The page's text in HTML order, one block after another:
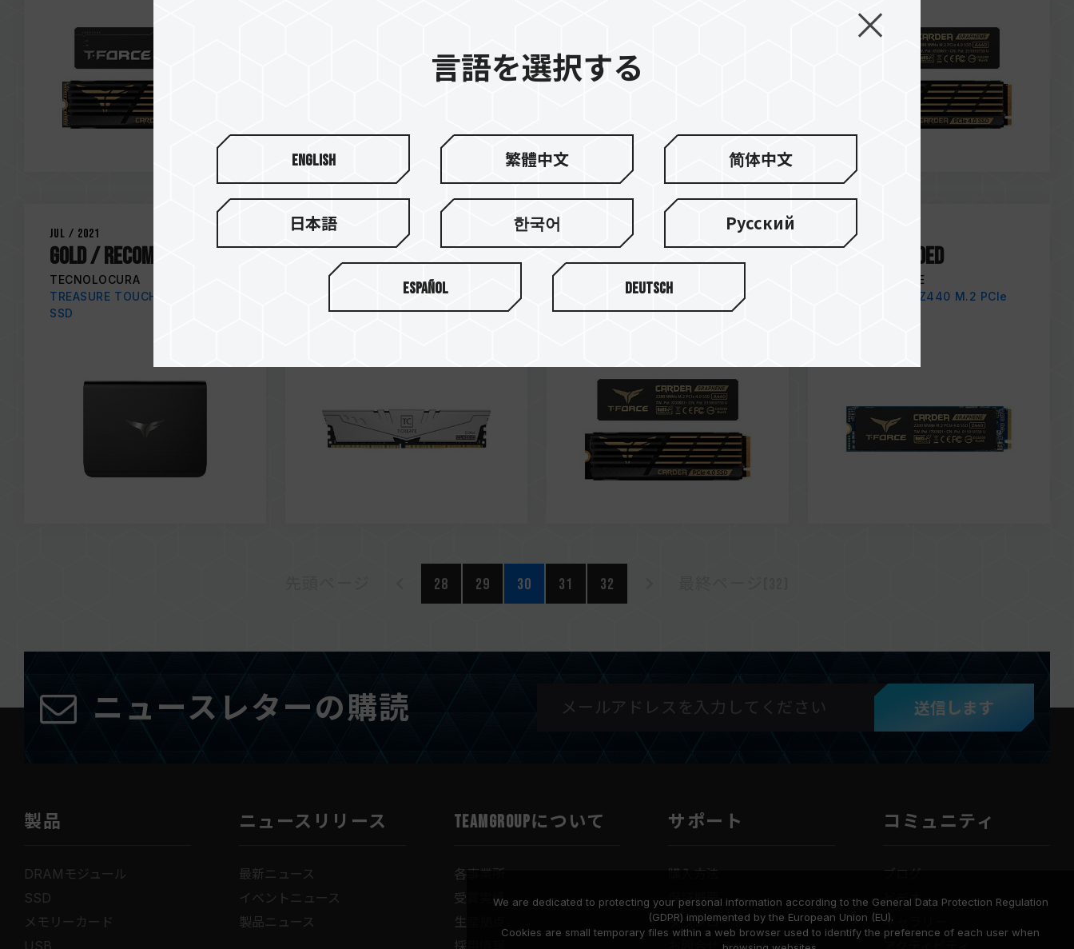
Jul / 2021
Gold / RECOMMENDED
TECNOLOCURA
TREASURE TOUCH External RGB
SSD
Jul / 2021
MUST HAVE
RECOMMENDED
TWEAKTOWN
MUST HAVE
RECOMMENDED
TWEAKTOWN
Jun / 2021
RECOMMENDED
HOTHARDWARE
CARDEA ZERO Z440 M.2 PCIe
28 29 30 31 32
ニュースレターの購読 送信します
製品
DRAMモジュール
SSD
メモリーカード
USB
ニュースリリース
最新ニュース
イベントニュース
製品ニュース
TEAMGROUPについて
各事業所
受賞実績
生産拠点
採用情報
サポート
購入方法
保証概要
ダウンロード
お問合せフォーム
コミュニティ
ブログ
ビデオ
ギャラリー
言語を選択する
English 繁體中文 简体中文
日本語 한국어 Русский
Español Deutsch
We are dedicated to protecting your personal information according to the General Data Protection Regulation
(GDPR) implemented by the European Union (EU).
Cookies are small temporary files within a web browser used to identify the preference of each user when